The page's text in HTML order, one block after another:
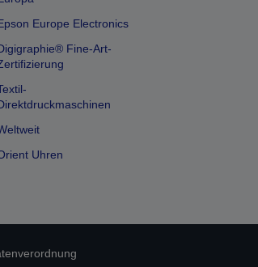
Europe Electronics
Fine-Art-
Uhren